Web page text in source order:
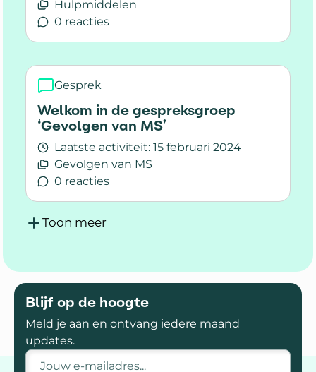
Hulpmiddelen
0 reacties
Lees meer over Nieuwe moderatoren
Gesprek
Welkom in de gespreksgroep
‘Gevolgen van MS’
Laatste activiteit: 15 februari 2024
Gevolgen van MS
0 reacties
Lees meer over Welkom in de gespreksgroep
Toon meer
Blijf op de hoogte
Meld je aan en ontvang iedere maand
updates.
E-mailadres